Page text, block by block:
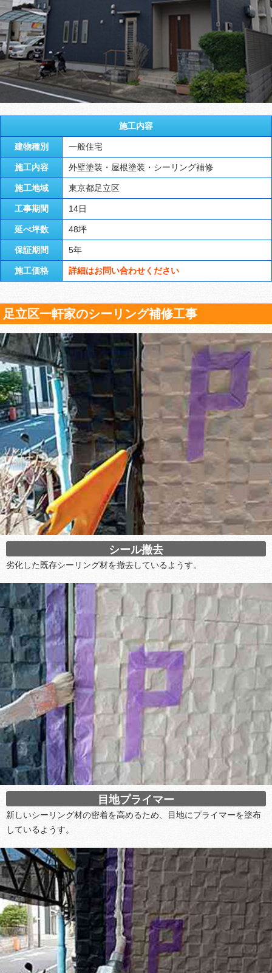
施工内容
建物種別 一般住宅
施工内容 外壁塗装・屋根塗装・シーリング補修
施工地域 東京都足立区
工事期間 14日
延べ坪数 48坪
保証期間 5年
施工価格 詳細はお問い合わせください
足立区一軒家のシーリング補修工事
シール撤去
劣化した既存シーリング材を撤去しているようす。
目地プライマー
新しいシーリング材の密着を高めるため、目地にプライマーを塗布
しているようす。